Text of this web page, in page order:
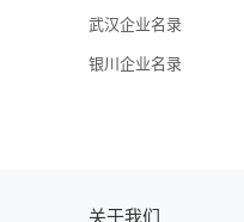
武汉企业名录
银川企业名录
关于我们